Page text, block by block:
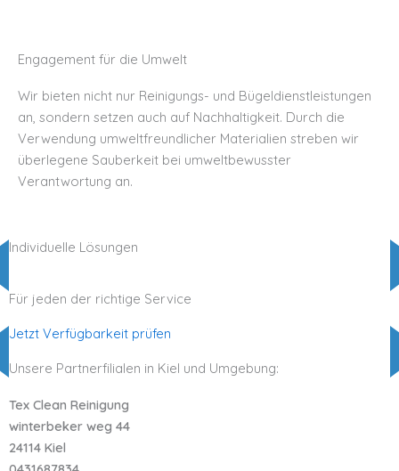
Engagement für die Umwelt
Wir bieten nicht nur Reinigungs- und Bügeldienstleistungen
an, sondern setzen auch auf Nachhaltigkeit. Durch die
Verwendung umweltfreundlicher Materialien streben wir
überlegene Sauberkeit bei umweltbewusster
Verantwortung an.
Individuelle Lösungen
Für jeden der richtige Service
Jetzt Verfügbarkeit prüfen
Unsere Partnerfilialen in Kiel und Umgebung:
Tex Clean Reinigung
winterbeker weg 44
24114 Kiel